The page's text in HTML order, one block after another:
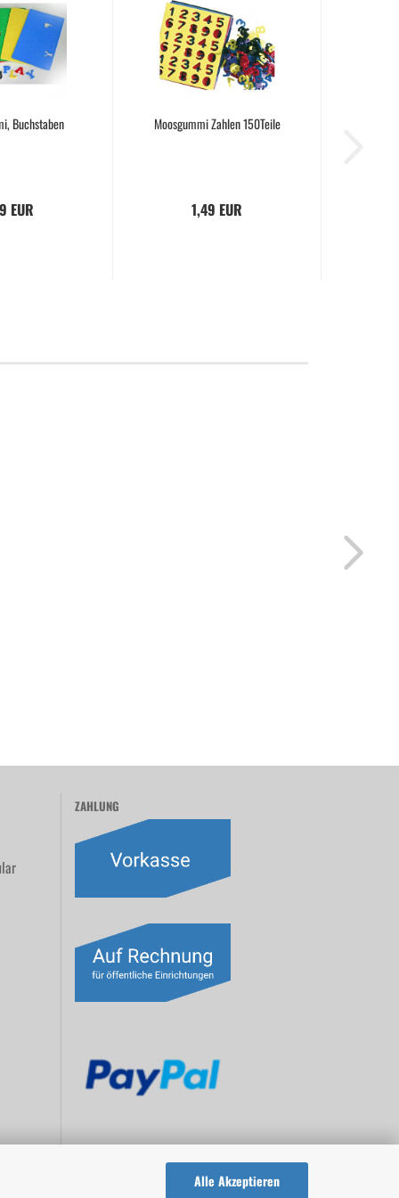
Alle Akzeptieren
Buchstaben
EUR
Moosgummi Zahlen 150Teile
1,49 EUR
ZAHLUNG